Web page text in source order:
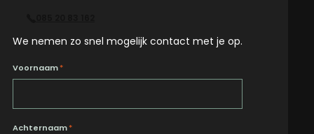
We nemen zo snel mogelijk contact met je op.
Voornaam*
Achternaam*